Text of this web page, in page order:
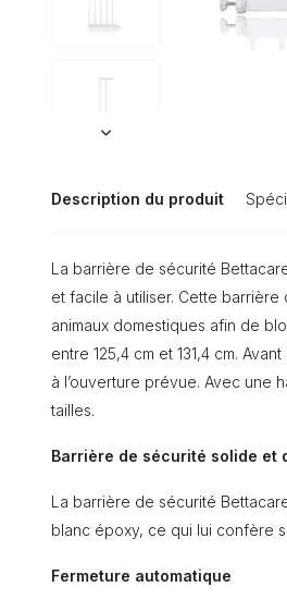
Description du produit
La barrière de sécurité
et facile à utiliser. Cette
animaux domestiques afin de
entre 125,4 cm et 131,4 cm.
à l’ouverture prévue. Avec une
tailles.
Barrière de sécurité solide et
La barrière de sécurité
blanc époxy, ce qui lui confère
Fermeture automatique